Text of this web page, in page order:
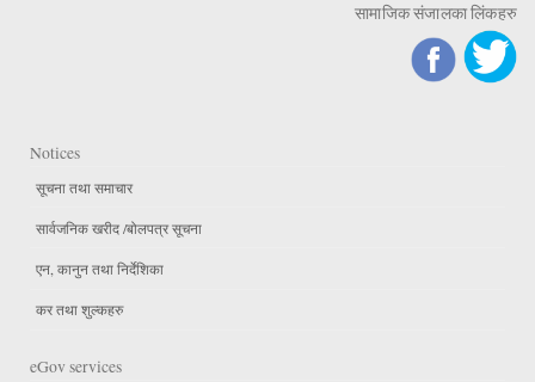
सामाजिक संजालका लिंकहरु
Notices
सूचना तथा समाचार
सार्वजनिक खरीद /बोलपत्र सूचना
एन, कानुन तथा निर्देशिका
कर तथा शुल्कहरु
eGov services